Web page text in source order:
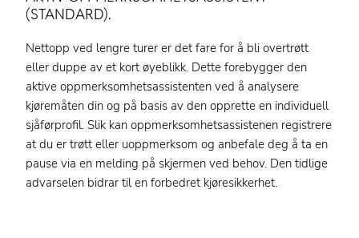
(STANDARD).
Nettopp ved lengre turer er det fare for å bli overtrøtt
eller duppe av et kort øyeblikk. Dette forebygger den
aktive oppmerksomhetsassistenten ved å analysere
kjøremåten din og på basis av den opprette en individuell
sjåførprofil. Slik kan oppmerksomhetsassistenen registrere
at du er trøtt eller uoppmerksom og anbefale deg å ta en
pause via en melding på skjermen ved behov. Den tidlige
advarselen bidrar til en forbedret kjøresikkerhet.